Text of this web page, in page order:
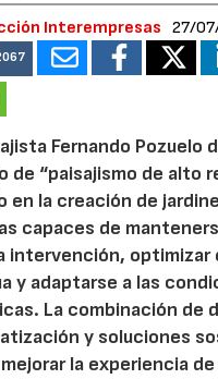
Interempresas 27/
Fernando Pozuelo
de “paisajismo de alto
en la creación de
capaces de
intervención, optimizar
y adaptarse a las
La combinación de
y soluciones
la experiencia de